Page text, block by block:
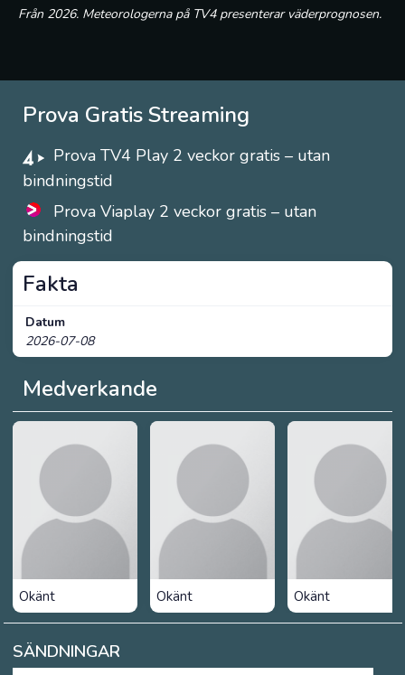
Från 2026. Meteorologerna på TV4 presenterar väderprognosen.
Prova Gratis Streaming
Prova TV4 Play 2 veckor gratis – utan
bindningstid
Prova Viaplay 2 veckor gratis – utan
bindningstid
Medverkande
Okänt Okänt Okänt
Fakta
Datum
2026-07-08
SÄNDNINGAR